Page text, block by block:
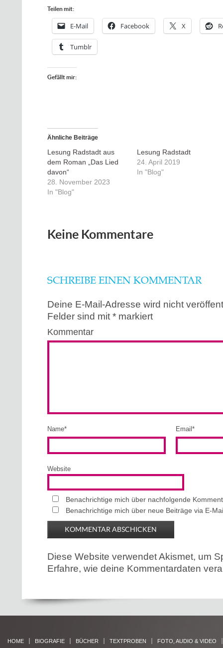
Teilen mit:
E-Mail Facebook X
Tumblr
Gefällt mir:
Ähnliche Beiträge
Lesung Radstadt aus
dem Roman „Das Lied
davon“
28. November 2023
In "Blog"
Lesung Radstadt
24. April 2019
In "Blog"
Keine Kommentare
SCHREIBE EINEN KOMMENTAR
Deine E-Mail-Adresse wird nicht
Felder sind mit * markiert
Kommentar
Name* Email *
Website
Benachrichtige mich über nachfolgende
Benachrichtige mich über neue Beiträge via E-
Diese Website verwendet Akismet, um
Erfahre, wie deine Kommentardaten
HOME BIOGRAFIE BÜCHER TEXTPROBEN FOTO, AUDIO & VIDEO